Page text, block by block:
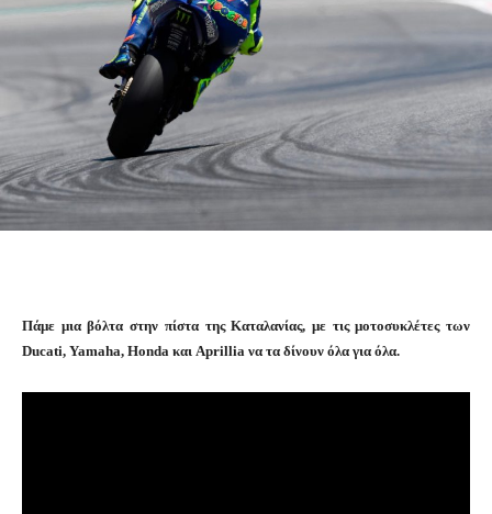
Πάμε μια βόλτα στην πίστα της Καταλανίας, με τις μοτοσυκλέτες των
Ducati, Yamaha, Honda και Aprillia να τα δίνουν όλα για όλα.